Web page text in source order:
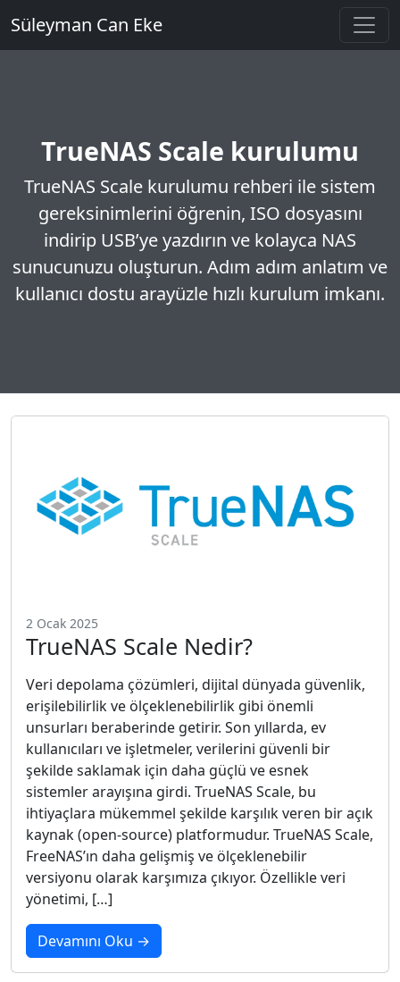
Süleyman Can Eke
TrueNAS Scale kurulumu
TrueNAS Scale kurulumu rehberi ile sistem
gereksinimlerini öğrenin, ISO dosyasını
indirip USB’ye yazdırın ve kolayca NAS
sunucunuzu oluşturun. Adım adım anlatım ve
kullanıcı dostu arayüzle hızlı kurulum imkanı.
2 Ocak 2025
TrueNAS Scale Nedir?
Veri depolama çözümleri, dijital dünyada güvenlik,
erişilebilirlik ve ölçeklenebilirlik gibi önemli
unsurları beraberinde getirir. Son yıllarda, ev
kullanıcıları ve işletmeler, verilerini güvenli bir
şekilde saklamak için daha güçlü ve esnek
sistemler arayışına girdi. TrueNAS Scale, bu
ihtiyaçlara mükemmel şekilde karşılık veren bir açık
kaynak (open-source) platformudur. TrueNAS Scale,
FreeNAS’ın daha gelişmiş ve ölçeklenebilir
versiyonu olarak karşımıza çıkıyor. Özellikle veri
yönetimi, […]
Devamını Oku →